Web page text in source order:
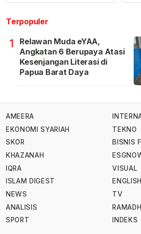
Terpopuler
1
Relawan Muda eYAA,
Angkatan 6 Berupaya Atasi
Kesenjangan Literasi di
Papua Barat Daya
AMEERA
EKONOMI SYARIAH
SKOR
KHAZANAH
IQRA
ISLAM DIGEST
NEWS
ANALISIS
SPORT
TEKNO
BISNIS
VISUAL
ENGLISH
TV
INDEKS